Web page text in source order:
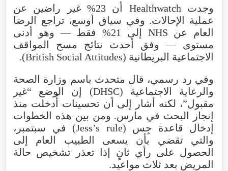
وجدت Healthwatch أن 23% غير راضين عن
عملية الإحالات. وفي سياق أوسع، تراجع الرضا
العام عن NHS إلى 21% فقط — وهو أدنى
مستوى — وفق أحدث نتائج مسح المواقف
الاجتماعية البريطانية (British Social Attitudes).
وفي رد رسمي، قال متحدث باسم وزارة الصحة
والرعاية الاجتماعية (DHSC) إن الوضع “غير
مقبول”، لكنه أشار إلى أن تحسينات أُدخلت منذ
إنجاز البحث في مارس. ومن بين هذه الخطوات
إدخال قاعدة جِس (Jess’s rule) في سبتمبر،
والتي تقضي بأن يسعى الطبيب العام إلى
الحصول على رأي ثانٍ إذا تعذر تشخيص حالة
المريض بعد ثلاث مواعيد.